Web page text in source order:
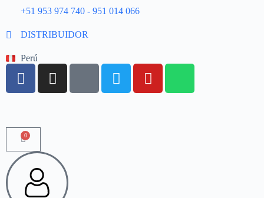
+51 953 974 740 - 951 014 066
DISTRIBUIDOR
Perú
0